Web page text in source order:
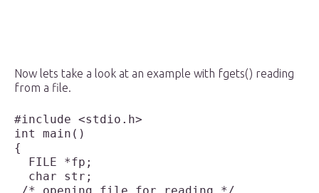
Now lets take a look at an example with fgets() reading
from a file.
#include <stdio.h>
int main()
{
  FILE *fp;
  char str;